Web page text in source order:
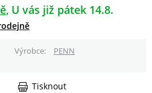
U vás již pátek 14.8.
Výrobce
PENN
Tisknout